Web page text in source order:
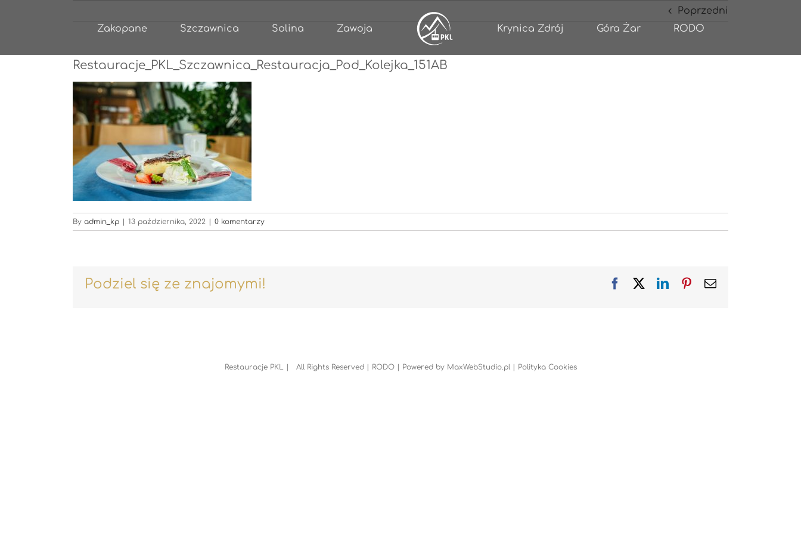
Zakopane Szczawnica Solina Zawoja Krynica Zdrój Góra Żar RODO
Poprzedni
Restauracje_PKL_Szczawnica_Restauracja_Pod_Kolejka_151AB
By admin_kp | 13 października, 2022 | 0 komentarzy
Podziel się ze znajomymi! FacebookLinkedInPinterest
Email
Restauracje PKL | All Rights Reserved | RODO| Powered by MaxWebStudio.pl | Polityka Cookies